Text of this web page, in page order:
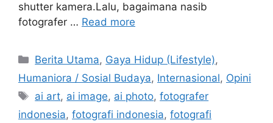
shutter kamera.Lalu, bagaimana nasib
fotografer … Read more
C
a
e
g
Berita Utama, Gaya Hidup (Lifestyle),
Humaniora / Sosial Budaya, Internasional, Opini
T
a
ai art, ai image, ai photo,fotografer
indonesia, fotografi indonesia, fotografi